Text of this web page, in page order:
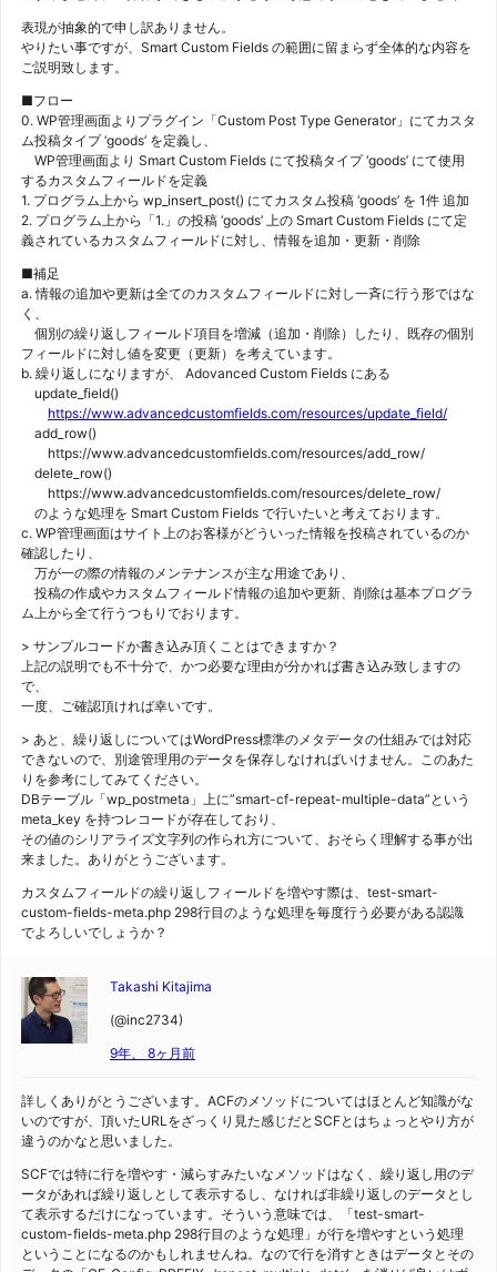
表現が抽象的で申し訳ありません。
やりたい事ですが、Smart Custom Fields の範囲に留まらず全体的な内容を
ご説明致します。
■フロー
0. WP管理画面よりプラグイン「Custom Post Type Generator」にてカスタ
ム投稿タイプ ‘goods’ を定義し、
WP管理画面より Smart Custom Fields にて投稿タイプ ‘goods’ にて使用
するカスタムフィールドを定義
1. プログラム上から wp_insert_post() にてカスタム投稿 ‘goods’ を 1件 追加
2. プログラム上から「1.」の投稿 ‘goods’ 上の Smart Custom Fields にて定
義されているカスタムフィールドに対し、情報を追加・更新・削除
■補足
a. 情報の追加や更新は全てのカスタムフィールドに対し一斉に行う形ではな
く、
個別の繰り返しフィールド項目を増減（追加・削除）したり、既存の個別
フィールドに対し値を変更（更新）を考えています。
b. 繰り返しになりますが、 Adovanced Custom Fields にある
update_field()
https://www.advancedcustomfields.com/resources/update_field/
add_row()
https://www.advancedcustomfields.com/resources/add_row/
delete_row()
https://www.advancedcustomfields.com/resources/delete_row/
のような処理を Smart Custom Fields で行いたいと考えております。
c. WP管理画面はサイト上のお客様がどういった情報を投稿されているのか
確認したり、
万が一の際の情報のメンテナンスが主な用途であり、
投稿の作成やカスタムフィールド情報の追加や更新、削除は基本プログラ
ム上から全て行うつもりでおります。
> サンプルコードか書き込み頂くことはできますか？
上記の説明でも不十分で、かつ必要な理由が分かれば書き込み致しますの
で、
一度、ご確認頂ければ幸いです。
> あと、繰り返しについてはWordPress標準のメタデータの仕組みでは対応
できないので、別途管理用のデータを保存しなければいけません。このあた
りを参考にしてみてください。
DBテーブル「wp_postmeta」上に”smart-cf-repeat-multiple-data”という
meta_key を持つレコードが存在しており、
その値のシリアライズ文字列の作られ方について、おそらく理解する事が出
来ました。ありがとうございます。
カスタムフィールドの繰り返しフィールドを増やす際は、test-smart-
custom-fields-meta.php 298行目のような処理を毎度行う必要がある認識
でよろしいでしょうか？
Takashi Kitajima
(@inc2734)
9年、 8ヶ月前
詳しくありがとうございます。ACFのメソッドについてはほとんど知識がな
いのですが、頂いたURLをざっくり見た感じだとSCFとはちょっとやり方が
違うのかなと思いました。
SCFでは特に行を増やす・減らすみたいなメソッドはなく、繰り返し用のデ
ータがあれば繰り返しとして表示するし、なければ非繰り返しのデータとし
て表示するだけになっています。そういう意味では、「test-smart-
custom-fields-meta.php 298行目のような処理」が行を増やすという処理
ということになるのかもしれませんね。なので行を消すときはデータとその